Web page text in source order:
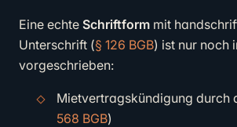
Eine echte Schriftform mit
Unterschrift (§ 126 BGB) ist nur noch
vorgeschrieben:
Mietvertragskündigung durch
568 BGB)